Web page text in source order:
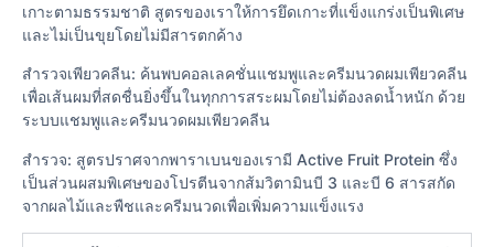
เกาะตามธรรมชาติ สูตรของเราให้การยึดเกาะที่แข็งแกร่งเป็นพิเศษ
และไม่เป็นขุยโดยไม่มีสารตกค้าง
สำรวจเพียวคลีน: ค้นพบคอลเลคชั่นแชมพูและครีมนวดผมเพียวคลีน
เพื่อเส้นผมที่สดชื่นยิ่งขึ้นในทุกการสระผมโดยไม่ต้องลดน้ำหนัก ด้วย
ระบบแชมพูและครีมนวดผมเพียวคลีน
สำรวจ: สูตรปราศจากพาราเบนของเรามี Active Fruit Protein ซึ่ง
เป็นส่วนผสมพิเศษของโปรตีนจากส้มวิตามินบี 3 และบี 6 สารสกัด
จากผลไม้และพืชและครีมนวดเพื่อเพิ่มความแข็งแรง